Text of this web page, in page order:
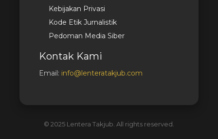
Kebijakan Privasi
Kode Etik Jurnalistik
Pedoman Media Siber
Kontak Kami
Email: info@lenteratakjub.com
© 2025 Lentera Takjub. All rights reserved.